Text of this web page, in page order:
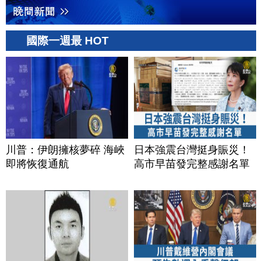
國際一週最 HOT
川普：伊朗擁核夢碎 海峽
即將恢復通航
日本強震台灣挺身賑災！
高市早苗發完整感謝名單